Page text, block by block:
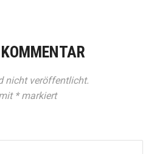
nicht veröffentlicht.
*markiert